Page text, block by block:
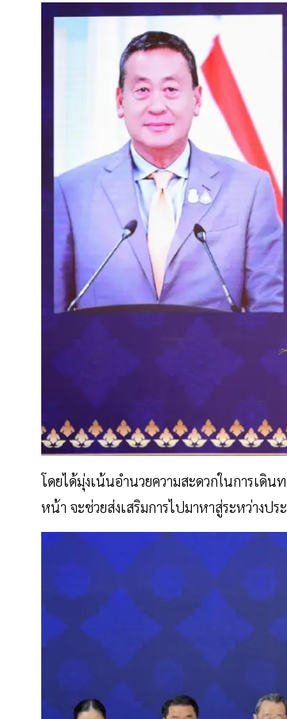
โดยได้มุ่งเน้นอำนวยความสะดวกในการเดิ
หน้า จะช่วยส่งเสริมการไปมาหาสู่ระหว่างป